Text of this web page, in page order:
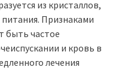
из кристаллов,
Признаками
быть частое
и кровь в
лечения